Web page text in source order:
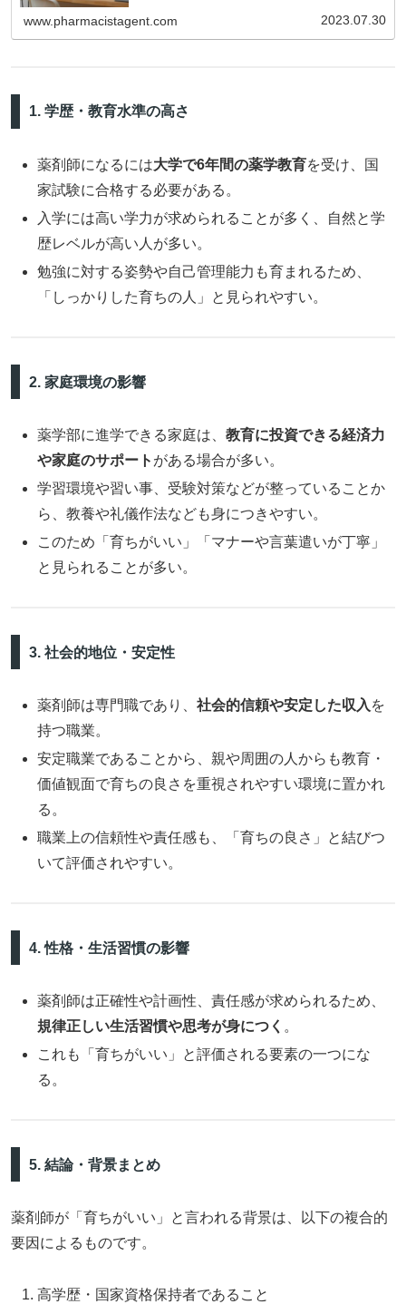
はそれほど難易度が高いわけではありません。それではなぜ
面接で落とされてしまうのか、その理由をお伝えします。
www.pharmacistagent.com 2023.07.30
1. 学歴・教育水準の高さ
薬剤師になるには大学で6年間の薬学教育を受け、国
家試験に合格する必要がある。
入学には高い学力が求められることが多く、自然と学
歴レベルが高い人が多い。
勉強に対する姿勢や自己管理能力も育まれるため、
「しっかりした育ちの人」と見られやすい。
2. 家庭環境の影響
薬学部に進学できる家庭は、教育に投資できる経済力
や家庭のサポート がある場合が多い。
学習環境や習い事、受験対策などが整っていることか
ら、教養や礼儀作法なども身につきやすい。
このため「育ちがいい」「マナーや言葉遣いが丁寧」
と見られることが多い。
3. 社会的地位・安定性
薬剤師は専門職であり、社会的信頼や安定した収入 を
持つ職業。
安定職業であることから、親や周囲の人からも教育・
価値観面で育ちの良さを重視されやすい環境に置かれ
る。
職業上の信頼性や責任感も、「育ちの良さ」と結びつ
いて評価されやすい。
4. 性格・生活習慣の影響
薬剤師は正確性や計画性、責任感が求められるため、
規律正しい生活習慣や思考が身につく 。
これも「育ちがいい」と評価される要素の一つにな
る。
5. 結論・背景まとめ
薬剤師が「育ちがいい」と言われる背景は、以下の複合的
要因によるものです。
高学歴・国家資格保持者であること